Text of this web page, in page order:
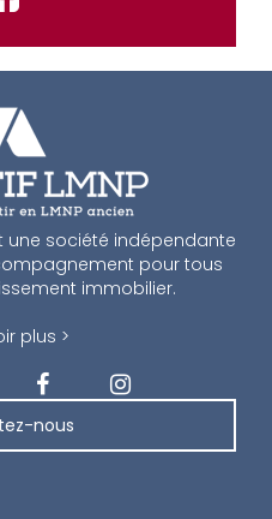
une société indépendante
pour tous
immobilier.
plus >
nous